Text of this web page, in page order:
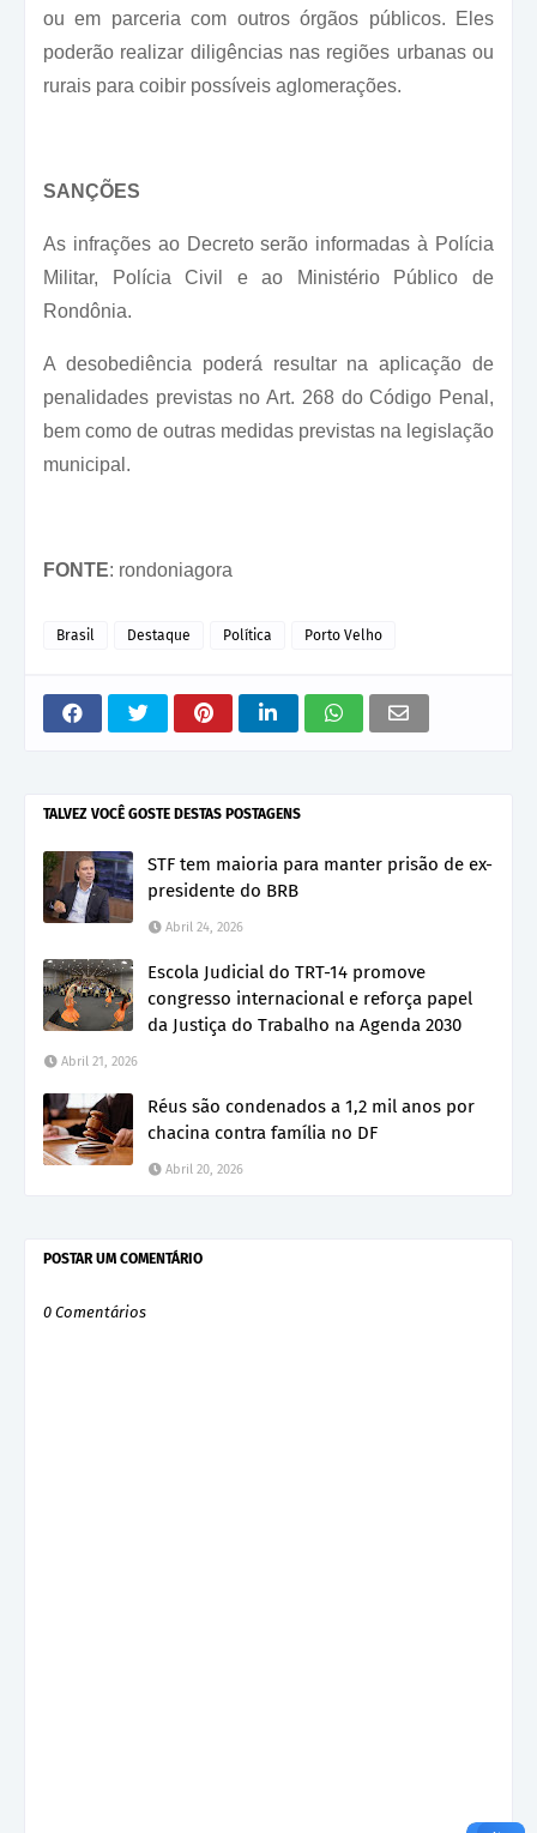
ou em parceria com outros órgãos públicos. Eles
poderão realizar diligências nas regiões urbanas ou
rurais para coibir possíveis aglomerações.
SANÇÕES
As infrações ao Decreto serão informadas à Polícia
Militar, Polícia Civil e ao Ministério Público de
Rondônia.
A desobediência poderá resultar na aplicação de
penalidades previstas no Art. 268 do Código Penal,
bem como de outras medidas previstas na legislação
municipal.
FONTE: rondoniagora
Brasil Destaque Política Porto Velho
TALVEZ VOCÊ GOSTE DESTAS POSTAGENS
STF tem maioria para manter prisão de ex-
presidente do BRB
Abril 24, 2026
Escola Judicial do TRT-14 promove
congresso internacional e reforça papel
da Justiça do Trabalho na Agenda 2030
Abril 21, 2026
Réus são condenados a 1,2 mil anos por
chacina contra família no DF
Abril 20, 2026
POSTAR UM COMENTÁRIO
0 Comentários